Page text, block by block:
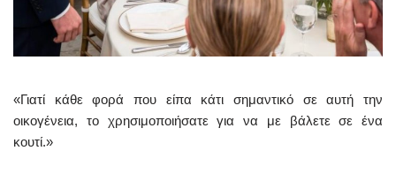
«Γιατί κάθε φορά που είπα κάτι σημαντικό σε αυτή την
οικογένεια, το χρησιμοποιήσατε για να με βάλετε σε ένα
κουτί.»